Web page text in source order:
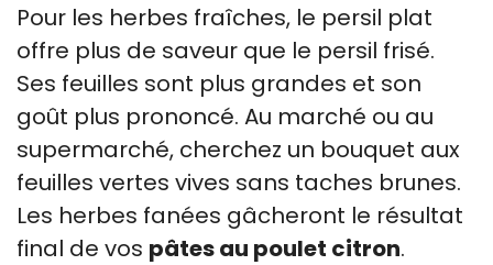
Pour les herbes fraîches, le persil plat
offre plus de saveur que le persil frisé.
Ses feuilles sont plus grandes et son
goût plus prononcé. Au marché ou au
supermarché, cherchez un bouquet aux
feuilles vertes vives sans taches brunes.
Les herbes fanées gâcheront le résultat
final de vos pâtes au poulet citron.